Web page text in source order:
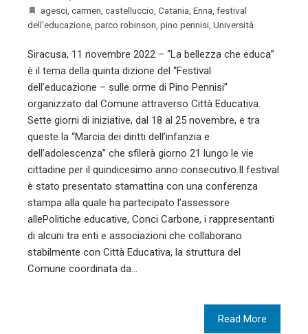
agesci carmen castelluccio Catania Enna festival
dell'educazione parco robinson pino pennisi Università
Siracusa, 11 novembre 2022 – “La bellezza che educa”
è il tema della quinta dizione del “Festival
dell’educazione – sulle orme di Pino Pennisi”
organizzato dal Comune attraverso Città Educativa.
Sette giorni di iniziative, dal 18 al 25 novembre, e tra
queste la “Marcia dei diritti dell’infanzia e
dell’adolescenza” che sfilerà giorno 21 lungo le vie
cittadine per il quindicesimo anno consecutivo.Il festival
è stato presentato stamattina con una conferenza
stampa alla quale ha partecipato l’assessore
allePolitiche educative, Conci Carbone, i rappresentanti
di alcuni tra enti e associazioni che collaborano
stabilmente con Città Educativa, la struttura del
Comune coordinata da…
Read More